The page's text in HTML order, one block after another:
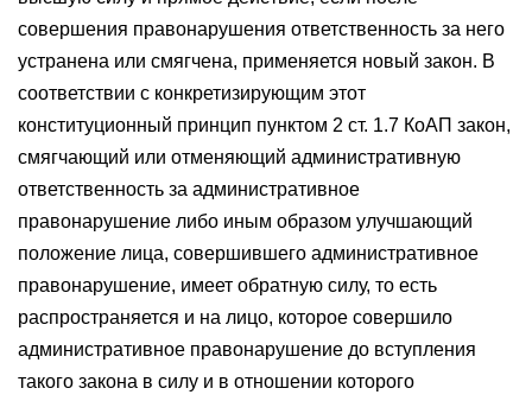
совершения правонарушения ответственность за него
устранена или смягчена, применяется новый закон. В
соответствии с конкретизирующим этот
конституционный принцип пунктом 2 ст. 1.7 КоАП закон,
смягчающий или отменяющий административную
ответственность за административное
правонарушение либо иным образом улучшающий
положение лица, совершившего административное
правонарушение, имеет обратную силу, то есть
распространяется и на лицо, которое совершило
административное правонарушение до вступления
такого закона в силу и в отношении которого